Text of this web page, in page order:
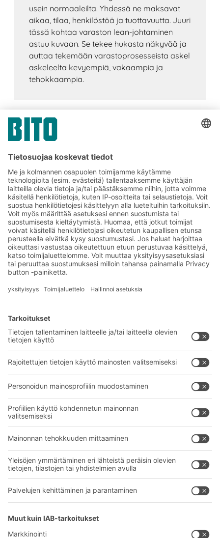
usein normaaleilta. Yhdessä ne maksavat
aikaa, tilaa, henkilöstöä ja tuottavuutta. Juuri
tässä kohtaa varaston lean-johtaminen
astuu kuvaan. Se tekee hukasta näkyvää ja
auttaa tekemään varastoprosesseista askel
askeleelta kevyempiä, vakaampia ja
tehokkaampia.
Tilaa BITO-uutiskirjeemme:
Uutisia ja faktoja
varastologistiikan
maailmasta
Eksklusiiviset alennukset
Tuoteinnovaatiot
BITO-ratkaisut
Laatikot ja säiliöt
Kuljetusjärjestelmät
Palvelumme
Neuvonta & Palvelu
BITO PROJEKTIOPAS
Yritys
Tietoa meistä
Tehtaamme
YOUR LIFE.